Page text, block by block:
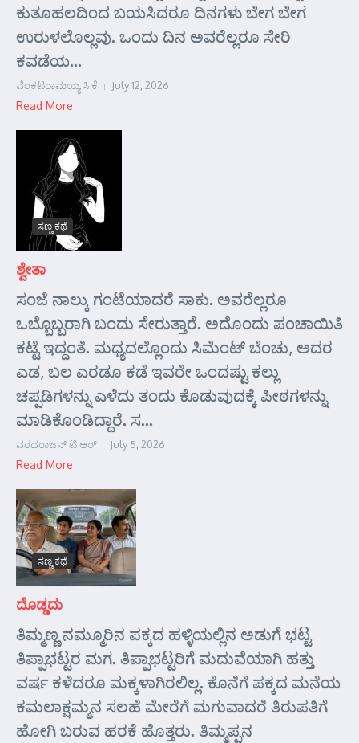
ಕುತೂಹಲದಿಂದ ಬಯಸಿದರೂ ದಿನಗಳು ಬೇಗ ಬೇಗ
ಉರುಳಲೊಲ್ಲವು. ಒಂದು ದಿನ ಅವರೆಲ್ಲರೂ ಸೇರಿ
ಕವಡೆಯ...
ವೆಂಕಟರಾಮಯ್ಯ ಸಿ ಕೆ July 12, 2026
Read More
ಸಣ್ಣ ಕಥೆ
ಶ್ವೇತಾ
ಸಂಜೆ ನಾಲ್ಕು ಗಂಟೆಯಾದರೆ ಸಾಕು. ಅವರೆಲ್ಲರೂ
ಒಬ್ಬೊಬ್ಬರಾಗಿ ಬಂದು ಸೇರುತ್ತಾರೆ. ಅದೊಂದು ಪಂಚಾಯಿತಿ
ಕಟ್ಟೆ ಇದ್ದಂತೆ. ಮಧ್ಯದಲ್ಲೊಂದು ಸಿಮೆಂಟ್ ಬೆಂಚು, ಅದರ
ಎಡ, ಬಲ ಎರಡೂ ಕಡೆ ಇವರೇ ಒಂದಷ್ಟು ಕಲ್ಲು
ಚಪ್ಪಡಿಗಳನ್ನು ಎಳೆದು ತಂದು ಕೊಡುವುದಕ್ಕೆ ಪೀಠಗಳನ್ನು
ಮಾಡಿಕೊಂಡಿದ್ದಾರೆ. ಸ...
ವರದರಾಜನ್ ಟಿ ಆರ್ July 5, 2026
Read More
ಸಣ್ಣ ಕಥೆ
ದೊಡ್ಡದು
ತಿಮ್ಮಣ್ಣ ನಮ್ಮೂರಿನ ಪಕ್ಕದ ಹಳ್ಳಿಯಲ್ಲಿನ ಅಡುಗೆ ಭಟ್ಟ
ತಿಪ್ಪಾಭಟ್ಟರ ಮಗ. ತಿಪ್ಪಾಭಟ್ಟರಿಗೆ ಮದುವೆಯಾಗಿ ಹತ್ತು
ವರ್ಷ ಕಳೆದರೂ ಮಕ್ಕಳಾಗಿರಲಿಲ್ಲ. ಕೊನೆಗೆ ಪಕ್ಕದ ಮನೆಯ
ಕಮಲಾಕ್ಷಮ್ಮನ ಸಲಹೆ ಮೇರೆಗೆ ಮಗುವಾದರೆ ತಿರುಪತಿಗೆ
ಹೋಗಿ ಬರುವ ಹರಕೆ ಹೊತ್ತರು. ತಿಮ್ಮಪ್ಪನ